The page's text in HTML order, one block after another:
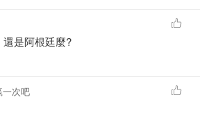
分屏合作模式游玩，最多两人同
四人游玩。
博德之门3
Store
是阿根廷麼?
一次吧